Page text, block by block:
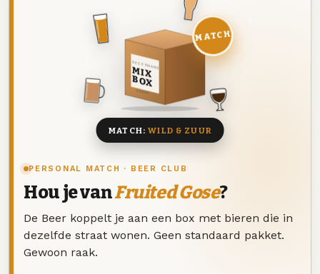
PERSONAL MATCH · BEER CLUB
Hou je vanFruited Gose?
De Beer koppelt je aan een box met bieren die in
dezelfde straat wonen. Geen standaard pakket.
Gewoon raak.
DEZE MAAND
MIX
BOX
8 BIEREN
MATCH
MATCH:WILD & ZUUR